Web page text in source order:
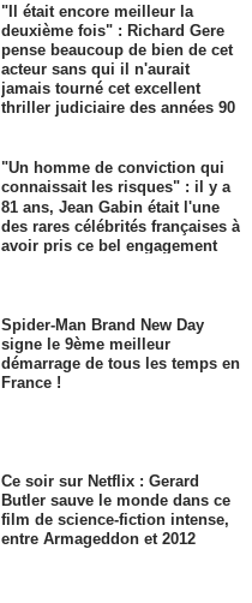
"Il était encore meilleur la
deuxième fois" : Richard Gere
pense beaucoup de bien de cet
acteur sans qui il n'aurait
jamais tourné cet excellent
thriller judiciaire des années 90
"Un homme de conviction qui
connaissait les risques" : il y a
81 ans, Jean Gabin était l'une
des rares célébrités françaises à
avoir pris ce bel engagement
Spider-Man Brand New Day
signe le 9ème meilleur
démarrage de tous les temps en
France !
Ce soir sur Netflix : Gerard
Butler sauve le monde dans ce
film de science-fiction intense,
entre Armageddon et 2012